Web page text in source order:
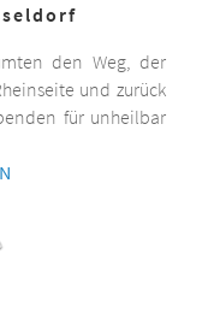
den Weg, der
und zurück
für unheilbar